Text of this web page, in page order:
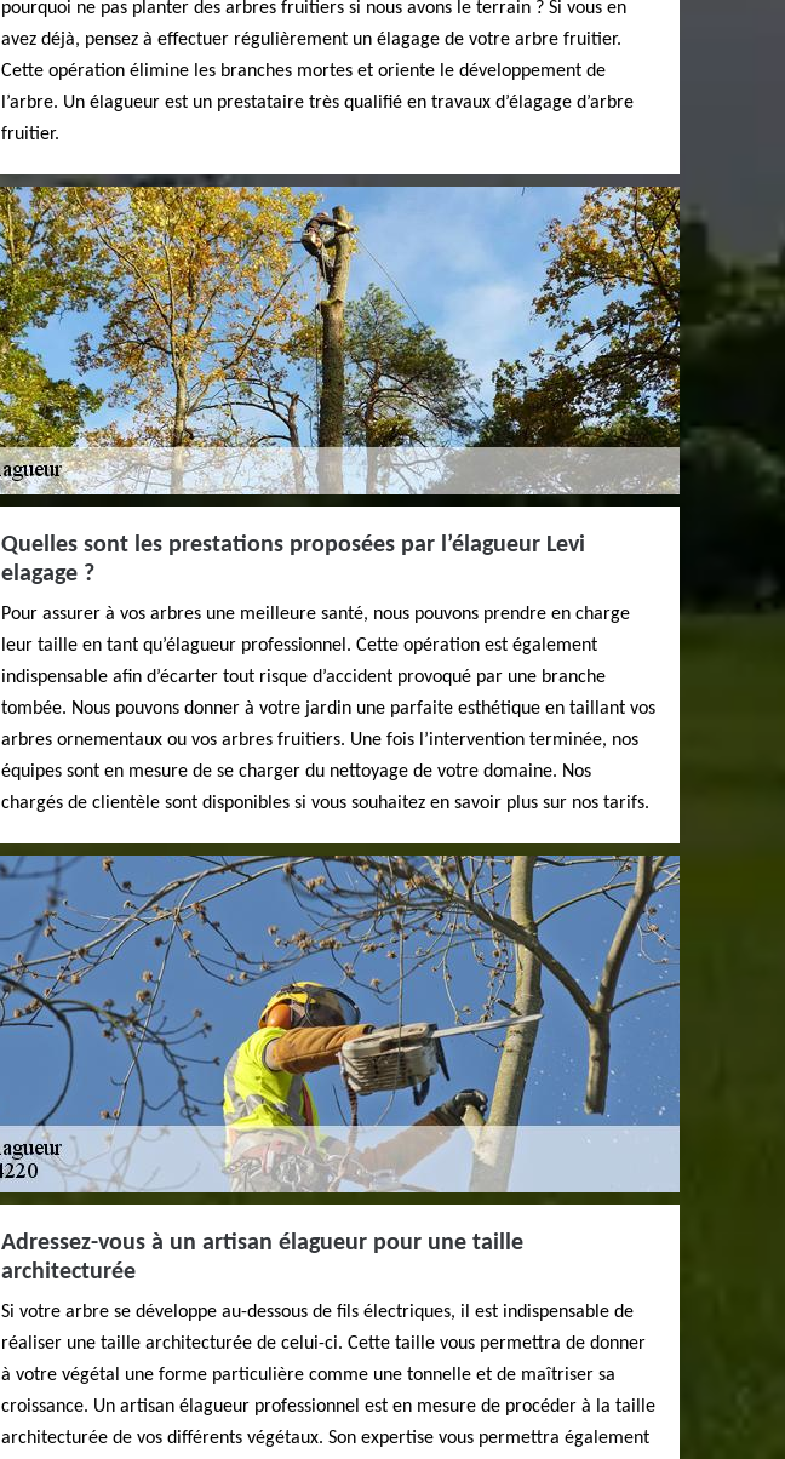
pourquoi ne pas planter des arbres fruitiers si nous avons le terrain ? Si vous en
avez déjà, pensez à effectuer régulièrement un élagage de votre arbre fruitier.
Cette opération élimine les branches mortes et oriente le développement de
l’arbre. Un élagueur est un prestataire très qualifié en travaux d’élagage d’arbre
fruitier.
Quelles sont les prestations proposées par l’élagueur Levi
elagage ?
Pour assurer à vos arbres une meilleure santé, nous pouvons prendre en charge
leur taille en tant qu’élagueur professionnel. Cette opération est également
indispensable afin d’écarter tout risque d’accident provoqué par une branche
tombée. Nous pouvons donner à votre jardin une parfaite esthétique en taillant vos
arbres ornementaux ou vos arbres fruitiers. Une fois l’intervention terminée, nos
équipes sont en mesure de se charger du nettoyage de votre domaine. Nos
chargés de clientèle sont disponibles si vous souhaitez en savoir plus sur nos tarifs.
Adressez-vous à un artisan élagueur pour une taille
architecturée
Si votre arbre se développe au-dessous de fils électriques, il est indispensable de
réaliser une taille architecturée de celui-ci. Cette taille vous permettra de donner
à votre végétal une forme particulière comme une tonnelle et de maîtriser sa
croissance. Un artisan élagueur professionnel est en mesure de procéder à la taille
architecturée de vos différents végétaux. Son expertise vous permettra également